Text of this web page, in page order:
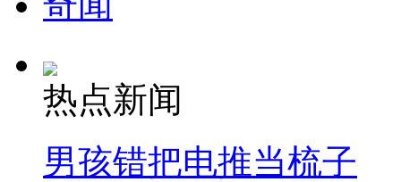
司机酒驾遇交警 急速倒车逃窜
热点新闻
男孩错把电推当梳子